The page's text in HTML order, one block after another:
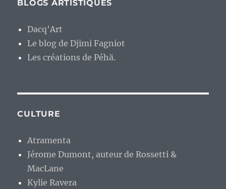
BLOGS ARTISTIQUES
Dacq'Art
Le blog de Djimi Fagniot
Les créations de Péhä.
CULTURE
Atramenta
Jérome Dumont, auteur de Rossetti &
MacLane
Kylie Ravera